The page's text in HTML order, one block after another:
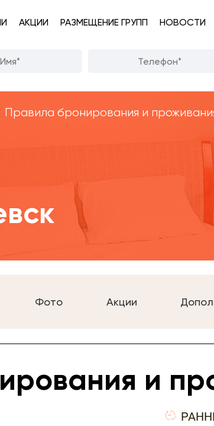
АКЦИИ РАЗМЕЩЕНИЕ ГРУПП НОВОСТИ
Правила бронирования и
Фото Акции
и